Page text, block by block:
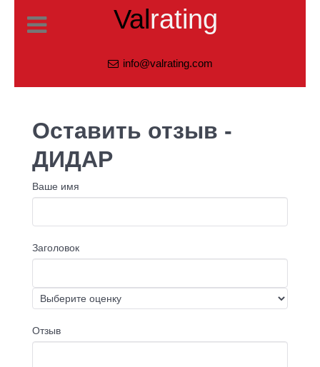
Valrating
info@valrating.com
Оставить отзыв -
ДИДАР
Ваше имя
Заголовок
Отзыв